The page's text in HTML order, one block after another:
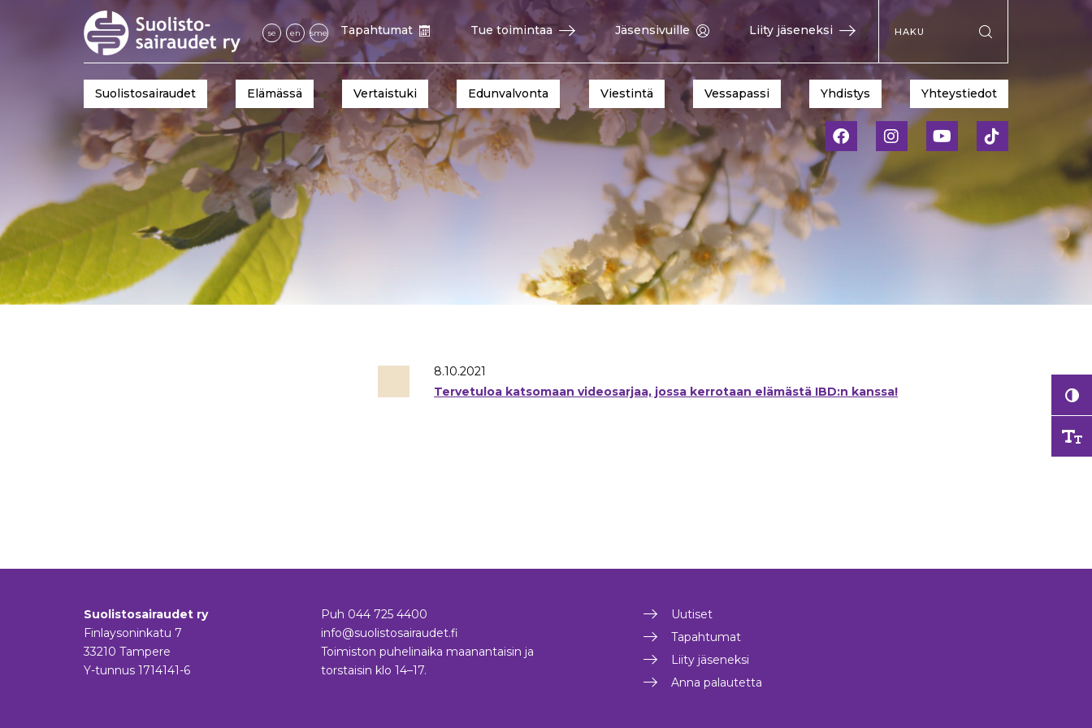
se en sme Tapahtumat Tue toimintaa Jäsensivuille Liity jäseneksi
Hae sivustolta
Suolistosairaudet Elämässä Vertaistuki Edunvalvonta Viestintä Vessapassi Yhdistys Yhteystiedot
8.10.2021
Tervetuloa katsomaan videosarjaa, jossa kerrotaan elämästä IBD:n kanssa!
Suolistosairaudet ry
Finlaysoninkatu 7
33210 Tampere
Y-tunnus 1714141-6
Puh 044 725 4400
info@suolistosairaudet.fi
Toimiston puhelinaika maanantaisin ja
torstaisin klo 14–17.
Uutiset
Tapahtumat
Liity jäseneksi
Anna palautetta